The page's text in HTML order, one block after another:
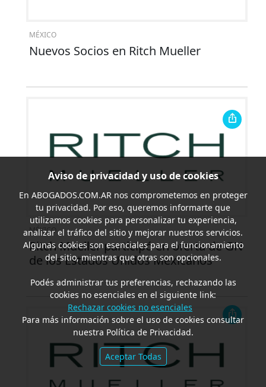
MÉXICO
Nuevos Socios en Ritch Mueller
MÉXICO
Ritch Mueller participó en oferta de GN
de los Estados Unidos Mexicanos
Aviso de privacidad y uso de cookies
En ABOGADOS.COM.ARnos comprometemos en proteger
tu privacidad. Por eso, queremos informarte que
utilizamos cookies para personalizar tu experiencia,
analizar el tráfico del sitio y mejorar nuestros servicios.
Algunas cookies son esenciales para el funcionamiento
del sitio, mientras que otras son opcionales.
Podés administrar tus preferencias, rechazando las
cookies no esenciales en el siguiente link:
Rechazar cookies no esenciales
Para más información sobre el uso de cookies consultar
nuestra Política de Privacidad.
Aceptar Todas